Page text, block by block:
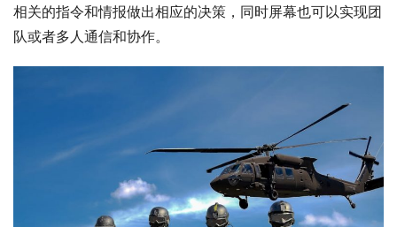
相关的指令和情报做出相应的决策，同时屏幕也可以实现团
队或者多人通信和协作。